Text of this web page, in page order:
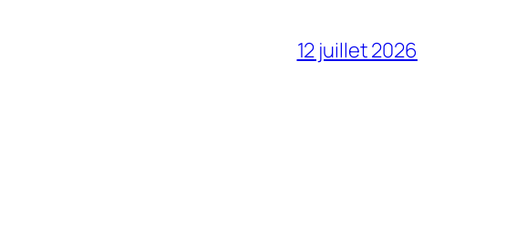
12 juillet 2026